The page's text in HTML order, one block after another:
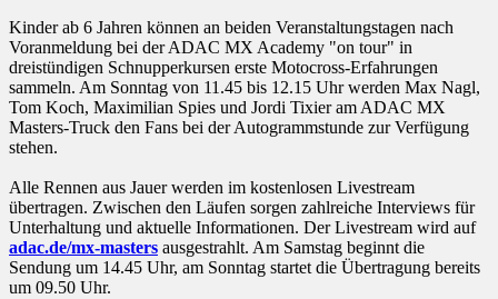
Kinder ab 6 Jahren können an beiden Veranstaltungstagen nach
Voranmeldung bei der ADAC MX Academy "on tour" in
dreistündigen Schnupperkursen erste Motocross-Erfahrungen
sammeln. Am Sonntag von 11.45 bis 12.15 Uhr werden Max Nagl,
Tom Koch, Maximilian Spies und Jordi Tixier am ADAC MX
Masters-Truck den Fans bei der Autogrammstunde zur Verfügung
stehen.
Alle Rennen aus Jauer werden im kostenlosen Livestream
übertragen. Zwischen den Läufen sorgen zahlreiche Interviews für
Unterhaltung und aktuelle Informationen. Der Livestream wird auf
adac.de/mx-masters ausgestrahlt. Am Samstag beginnt die
Sendung um 14.45 Uhr, am Sonntag startet die Übertragung bereits
um 09.50 Uhr.